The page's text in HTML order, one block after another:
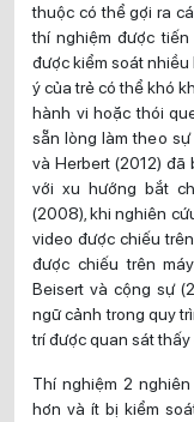
thuộc có thể gợi ra
thí nghiệm được
được kiểm soát nhiều
ý của trẻ có thể khó
hành vi hoặc thói
sẵn lòng làm theo
và Herbert (2012)
với xu hướng bắt
(2008), khi nghiên
video được chiếu
được chiếu trên
Beisert và cộng sự
ngữ cảnh trong quy
trí được quan sát thấy
Thí nghiệm 2
hơn và ít bị kiểm